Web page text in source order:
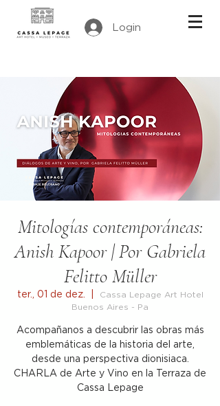
Login
Mitologías contemporáneas:
Anish Kapoor | Por Gabriela
Felitto Müller
ter., 01 de dez.
Cassa Lepage Art Hotel
Buenos Aires - Pa
Acompañanos a descubrir las obras más
emblemáticas de la historia del arte,
desde una perspectiva dionisiaca.
CHARLA de Arte y Vino en la Terraza de
Cassa Lepage